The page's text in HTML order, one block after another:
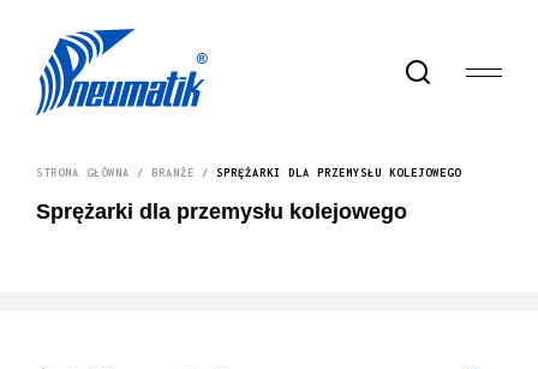
STRONA GŁÓWNA / BRANŻE / SPRĘŻARKI DLA PRZEMYSŁU KOLEJOWEGO
Sprężarki dla przemysłu kolejowego